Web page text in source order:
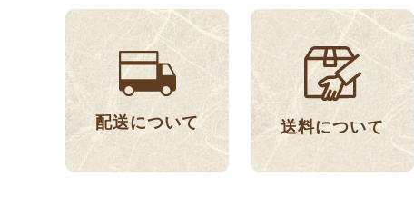
配送について 送料について